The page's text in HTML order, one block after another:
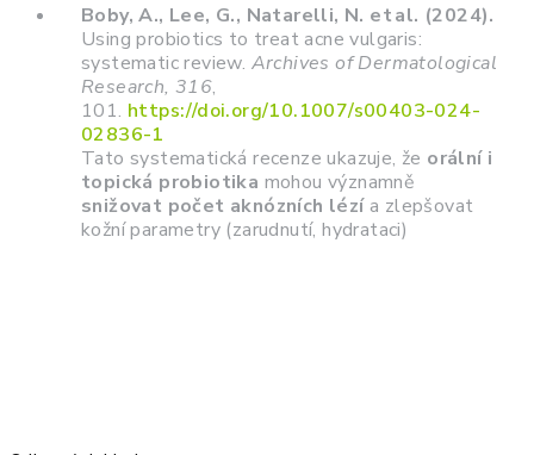
Boby, A., Lee, G., Natarelli, N. et al. (2024).
Using probiotics to treat acne vulgaris:
systematic review. Archives of Dermatological
Research, 316,
101. https://doi.org/10.1007/s00403-024-
02836-1
Tato systematická recenze ukazuje, že orální i
topická probiotika mohou významně
snižovat počet aknózních lézía zlepšovat
kožní parametry (zarudnutí, hydrataci)